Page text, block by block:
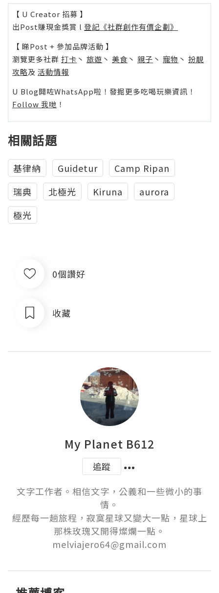
【 U Creator 招募 】
出Post賺現金獎賞 l 登記《社群創作有價企劃》
【 睇Post + 參加品牌活動 】
瀏覽更多社群 打卡 丶 旅遊 丶 美食 丶 親子 丶 寵物 丶 扮靚
攻略及 活動情報
U Blog開咗WhatsApp啦！發掘更多吃喝玩樂資訊！
Follow 我哋 ！
相關話題
基律納 Guidetur
Camp Ripan
瑞典
北極光 Kiruna
aurora
極光
0個讚好
收藏
My Planet B612
追蹤
文字工作者。相信文字，公義和一些微小的事
情。
經歷每一趟旅程，寂寞星球又變大一點，星球上
那株玫瑰又開得燦爛一點。
melviajero64@gmail.com